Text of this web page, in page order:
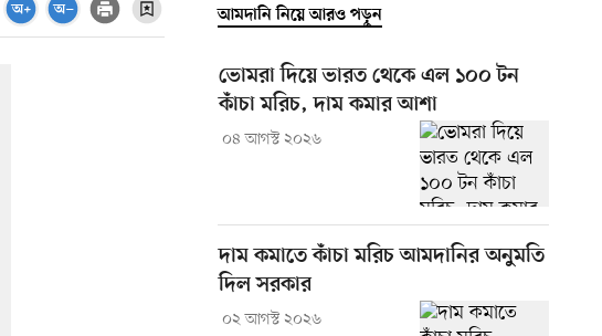
আমদানি নিয়ে আরও পড়ুন
ভোমরা দিয়ে ভারত থেকে এল ১০০ টন
কাঁচা মরিচ, দাম কমার আশা
০৪ আগস্ট ২০২৬
দাম কমাতে কাঁচা মরিচ আমদানির অনুমতি
দিল সরকার
০২ আগস্ট ২০২৬